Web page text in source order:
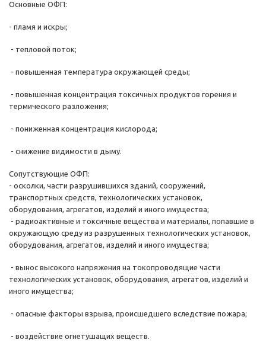
Основные ОФП:
- пламя и искры;
- тепловой поток;
- повышенная температура окружающей среды;
- повышенная концентрация токсичных продуктов горения и
термического разложения;
- пониженная концентрация кислорода;
- снижение видимости в дыму.
Сопутствующие ОФП:
- осколки, части разрушившихся зданий, сооружений,
транспортных средств, технологических установок,
оборудования, агрегатов, изделий и иного имущества;
- радиоактивные и токсичные вещества и материалы, попавшие в
окружающую среду из разрушенных технологических установок,
оборудования, агрегатов, изделий и иного имущества;
- вынос высокого напряжения на токопроводящие части
технологических установок, оборудования, агрегатов, изделий и
иного имущества;
- опасные факторы взрыва, происшедшего вследствие пожара;
- воздействие огнетушащих веществ.